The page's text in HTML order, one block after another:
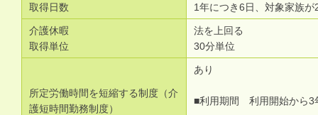
取得日数
1年につき6日、対象家族
介護休暇
取得単位
法を上回る
30分単位
所定労働時間を短縮する制度（介
護短時間勤務制度）
あり
■利用期間 利用開始から3